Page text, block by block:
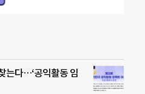
는다…‘공익활동 임